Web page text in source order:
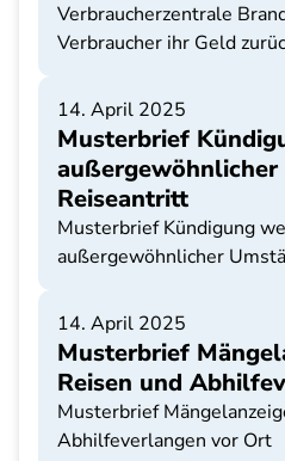
Verbraucherzentrale
Verbraucher ihr Geld
14. April 2025
Musterbrief
außergewöhnlicher
Reiseantritt
Musterbrief Kündigung
außergewöhnlicher
14. April 2025
Musterbrief
Reisen und
Musterbrief
Abhilfeverlangen vor Ort